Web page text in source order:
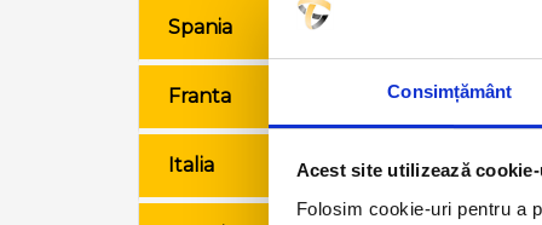
Consimțământ
Acest site utilizează
Folosim cookie-uri pentru a
Spania
Franta
Italia